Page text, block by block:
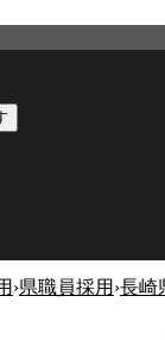
›県職員採用 ›長崎